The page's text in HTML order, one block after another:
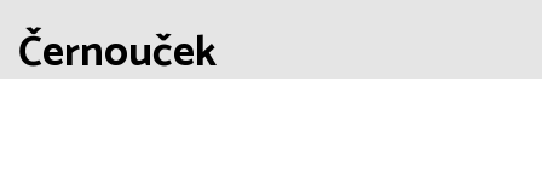
Černouček